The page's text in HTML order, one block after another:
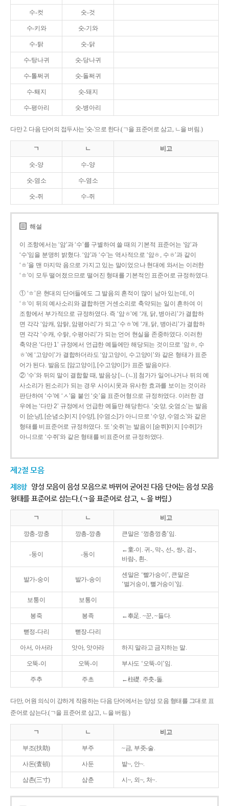
수-컷 숫-것
수-키와 숫-기와
수-탉 숫-닭
수-탕나귀 숫-당나귀
수-톨쩌귀 숫-돌쩌귀
수-퇘지 숫-돼지
수-평아리 숫-병아리
다만 2. 다음 단어의 접두사는 '숫-'으로 한다.(ㄱ을 표준어로 삼고, ㄴ을 버림.)
ㄱ ㄴ 비고
숫-양 수-양
숫-염소 수-염소
숫-쥐 수-쥐
해설
이 조항에서는 ‘암’과 ‘수’를 구별하여 쓸 때의 기본적 표준어는 ‘암’과
‘수’임을 분명히 밝혔다. ‘암’과 ‘수’는 역사적으로 ‘암ㅎ, 수ㅎ’과 같이
‘ㅎ’을 맨 마지막 음으로 가지고 있는 말이었으나 현대에 와서는 이러한
‘ㅎ’이 모두 떨어졌으므로 떨어진 형태를 기본적인 표준어로 규정하였다.
① ‘ㅎ’은 현대의 단어들에도 그 발음의 흔적이 많이 남아 있는데, 이
‘ㅎ’이 뒤의 예사소리와 결합하면 거센소리로 축약되는 일이 흔하여 이
조항에서 부가적으로 규정하였다. 즉 ‘암ㅎ’에 ‘개, 닭, 병아리’가 결합하
면 각각 ‘암캐, 암탉, 암평아리’가 되고 ‘수ㅎ’에 ‘개, 닭, 병아리’가 결합하
면 각각 ‘수캐, 수탉, 수평아리’가 되는 언어 현실을 존중하였다. 이러한
축약은 ‘다만 1’ 규정에서 언급한 예들에만 해당되는 것이므로 ‘암ㅎ, 수
ㅎ’에 ‘고양이’가 결합하더라도 ‘암고양이, 수고양이’와 같은 형태가 표준
어가 된다. 발음도 [암고양이], [수고양이]가 표준 발음이다.
② ‘수’와 뒤의 말이 결합할 때, 발음상 [ㄴ(ㄴ)] 첨가가 일어나거나 뒤의 예
사소리가 된소리가 되는 경우 사이시옷과 유사한 효과를 보이는 것이라
판단하여 ‘수’에 ‘ㅅ’을 붙인 ‘숫’을 표준어형으로 규정하였다. 이러한 경
우에는 ‘다만 2’ 규정에서 언급한 예들만 해당한다. ‘숫양, 숫염소’는 발음
이 [순냥], [순념소]이지 [수양], [수염소]가 아니므로 ‘수양, 수염소’와 같은
형태를 비표준어로 규정하였다. 또 ‘숫쥐’는 발음이 [숟쮜]이지 [수쥐]가
아니므로 ‘수쥐’와 같은 형태를 비표준어로 규정하였다.
제2절 모음
제8항 양성 모음이 음성 모음으로 바뀌어 굳어진 다음 단어는 음성 모음
형태를 표준어로 삼는다.(ㄱ을 표준어로 삼고, ㄴ을 버림.)
ㄱ ㄴ 비고
깡충-깡충 깡총-깡총 큰말은 ‘껑충껑충’임.
-둥이 -동이
←童-이. 귀-, 막-, 선-, 쌍-, 검-,
바람-, 흰-.
발가-숭이 발가-송이
센말은 ‘빨가숭이’, 큰말은
‘벌거숭이, 뻘거숭이’임.
보퉁이 보통이
봉죽 봉족 ←奉足. ~꾼, ~들다.
뻗정-다리 뻗장-다리
아서, 아서라 앗아, 앗아라 하지 말라고 금지하는 말.
오뚝-이 오똑-이 부사도 ‘오뚝-이’임.
주추 주초 ←柱礎. 주춧-돌.
다만, 어원 의식이 강하게 작용하는 다음 단어에서는 양성 모음 형태를 그대로 표
준어로 삼는다.(ㄱ을 표준어로 삼고, ㄴ을 버림.)
ㄱ ㄴ 비고
부조(扶助) 부주 ~금, 부좃-술.
사돈(査頓) 사둔 밭~, 안~.
삼촌(三寸) 삼춘 시~, 외~, 처~.